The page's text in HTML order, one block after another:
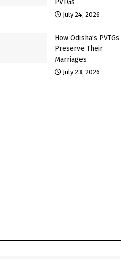
July 24, 2026
How Odisha’s PVTGs
Preserve Their
Marriages
July 23, 2026